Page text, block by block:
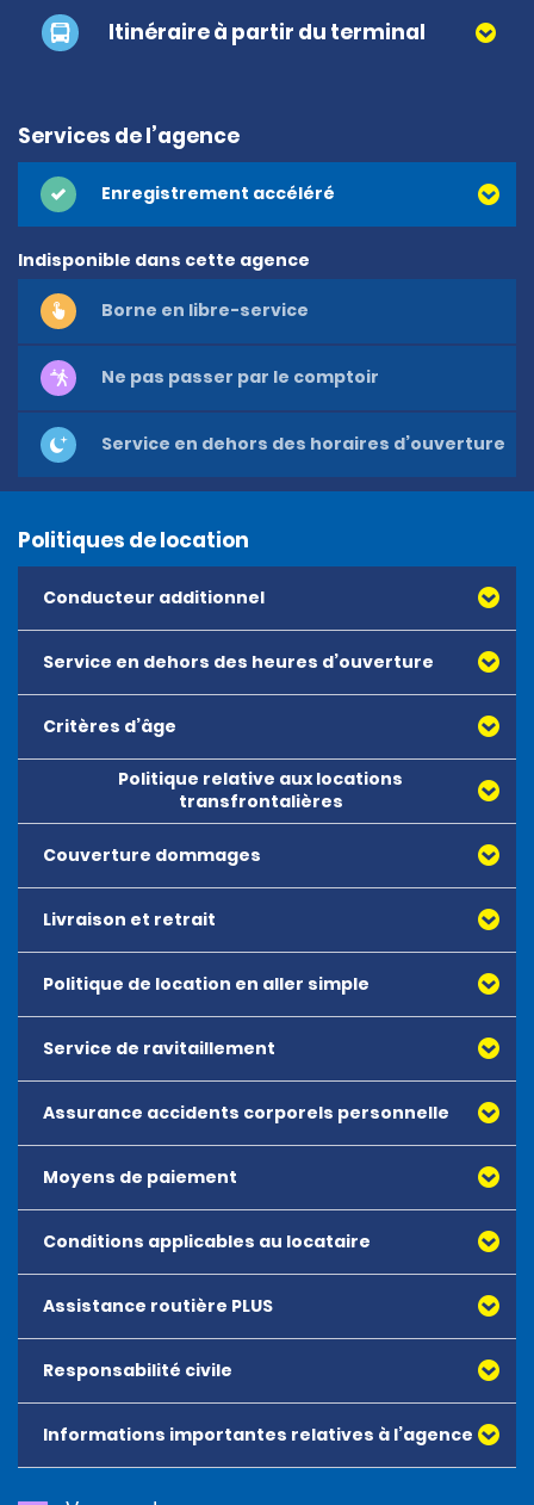
Itinéraire à partir du terminal
Services de l’agence
Enregistrement accéléré
Indisponible dans cette agence
Borne en libre-service
Ne pas passer par le comptoir
Service en dehors des horaires d’ouverture
Politiques de location
Conducteur additionnel
Service en dehors des heures d’ouverture
Les réservations en dehors des horaires d’ouverture ne
sont pas possibles.
Critères d’âge
L’âge minimum pour louer l’ensemble des véhicules est
fixé à 18 ans. Il n’y a pas de limite d’âge maximum pour
louer un véhicule.
Politique relative aux locations
transfrontalières
Couverture dommages
Livraison et retrait
Politique de location en aller simple
Service de ravitaillement
Assurance accidents corporels personnelle
Moyens de paiement
Conditions applicables au locataire
Tous les conducteurs doivent avoir l’âge minimum requis
par l’agence.
Les locataires doivent présenter une carte de crédit
reconnue et à leur nom au moment de la location.
Assistance routière PLUS
Responsabilité civile
Informations importantes relatives à l’agence